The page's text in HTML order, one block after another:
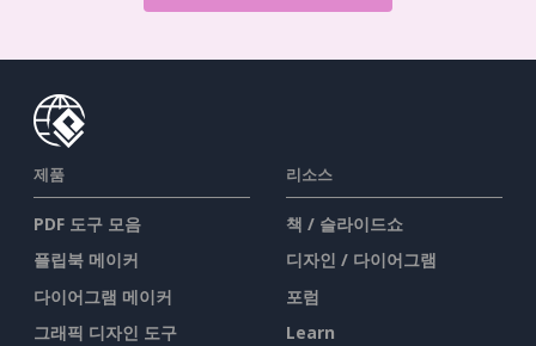
제품
PDF 도구 모음
플립북 메이커
다이어그램 메이커
그래픽 디자인 도구
리소스
책 / 슬라이드쇼
디자인 / 다이어그램
포럼
Learn